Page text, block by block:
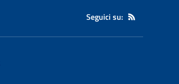
Seguici su: